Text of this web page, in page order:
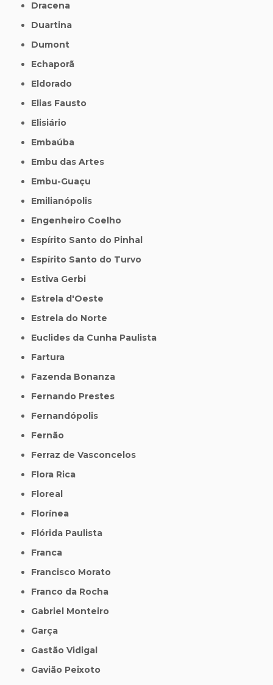
Dracena
Duartina
Dumont
Echaporã
Eldorado
Elias Fausto
Elisiário
Embaúba
Embu das Artes
Embu-Guaçu
Emilianópolis
Engenheiro Coelho
Espírito Santo do Pinhal
Espírito Santo do Turvo
Estiva Gerbi
Estrela d'Oeste
Estrela do Norte
Euclides da Cunha Paulista
Fartura
Fazenda Bonanza
Fernando Prestes
Fernandópolis
Fernão
Ferraz de Vasconcelos
Flora Rica
Floreal
Florínea
Flórida Paulista
Franca
Francisco Morato
Franco da Rocha
Gabriel Monteiro
Garça
Gastão Vidigal
Gavião Peixoto